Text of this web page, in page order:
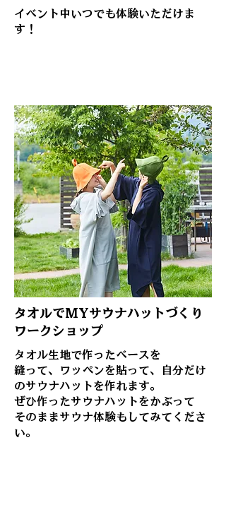
​イベント中いつでも体験いただけま
す！
タオルでMYサウナハットづくり
​ワークショップ
​タオル生地で作ったベースを
縫って、ワッペンを貼って、自分だけ
のサウナハットを作れます。
ぜひ作ったサウナハットをかぶって
そのままサウナ体験もしてみてくださ
い。